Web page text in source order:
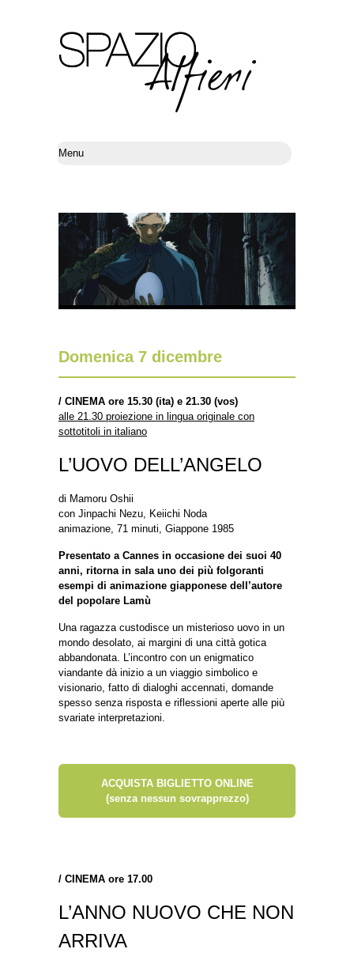
Domenica 7 dicembre
/ CINEMA ore 15.30 (ita) e 21.30 (vos)
alle 21.30 proiezione in lingua originale con
sottotitoli in italiano
L’UOVO DELL’ANGELO
di Mamoru Oshii
con Jinpachi Nezu, Keiichi Noda
animazione, 71 minuti, Giappone 1985
Presentato a Cannes in occasione dei suoi 40
anni, ritorna in sala uno dei più folgoranti
esempi di animazione giapponese dell’autore
del popolare Lamù
Una ragazza custodisce un misterioso uovo in un
mondo desolato, ai margini di una città gotica
abbandonata. L’incontro con un enigmatico
viandante dà inizio a un viaggio simbolico e
visionario, fatto di dialoghi accennati, domande
spesso senza risposta e riflessioni aperte alle più
svariate interpretazioni.
ACQUISTA BIGLIETTO ONLINE
(senza nessun sovrapprezzo)
/ CINEMA ore 17.00
L’ANNO NUOVO CHE NON
ARRIVA